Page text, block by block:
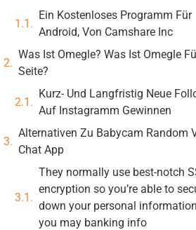
Ein Kostenloses Programm Für
Android, Von Camshare Inc
Was Ist Omegle? Was Ist Omegle
Seite?
Kurz- Und Langfristig Neue
Auf Instagramm Gewinnen
Alternativen Zu Babycam Random
Chat App
They normally use best-notch
encryption so you’re able to
down your personal
you may banking info